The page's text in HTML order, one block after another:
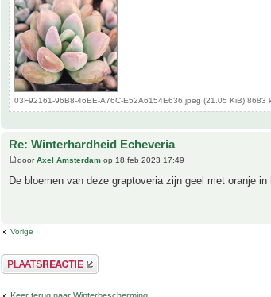
03F92161-96B8-46EE-A76C-E52A6154E636.jpeg (21.05 KiB) 8683
Re: Winterhardheid Echeveria
doorAxel Amsterdam op 18 feb 2023 17:49
De bloemen van deze graptoveria zijn geel met oranje in
Vorige
Plaats een reactie